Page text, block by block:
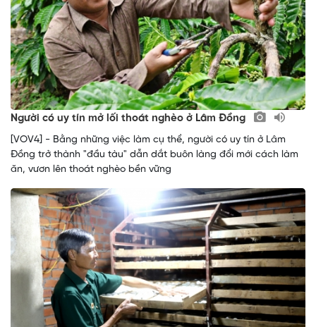
Người có uy tín mở lối thoát nghèo ở Lâm Đồng
[VOV4] - Bằng những việc làm cụ thể, người có uy tín ở Lâm
Đồng trở thành "đầu tàu" dẫn dắt buôn làng đổi mới cách làm
ăn, vươn lên thoát nghèo bền vững